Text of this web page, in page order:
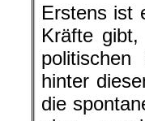
Erstens ist
Kräfte
hinter
die